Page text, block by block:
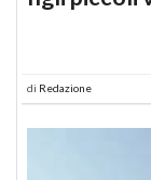
di Redazione